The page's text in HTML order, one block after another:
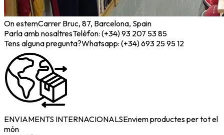
On estemCarrer Bruc, 87, Barcelona, Spain
Parla amb nosaltresTelèfon: (+34) 93 207 53 85
Tens alguna pregunta?Whatsapp: (+34) 693 25 95 12
ENVIAMENTS INTERNACIONALSEnviem productes per tot el
món